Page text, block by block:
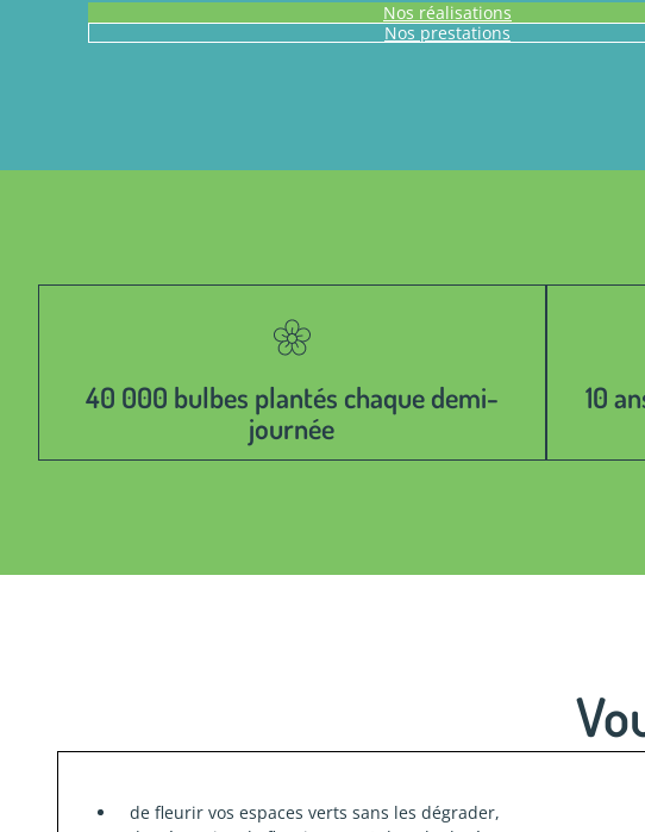
Nos réalisations
Nos prestations
40 000 bulbes plantés chaque demi-
journée
10
de fleurir vos espaces verts sans les dégrader,